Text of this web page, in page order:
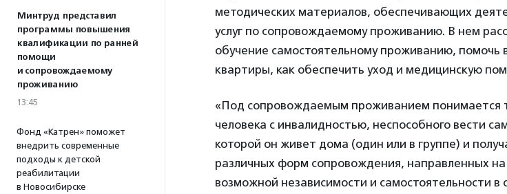
Минтруд представил
программы повышения
квалификации по ранней
помощи
и сопровождаемому
проживанию
13:45
Фонд «Катрен» поможет
внедрить современные
подходы к детской
реабилитации
в Новосибирске
методических материалов, обеспечивающих
услуг по сопровождаемому проживанию. В нем
обучение самостоятельному проживанию, помочь
квартиры, как обеспечить уход и медицинскую
«Под сопровождаемым проживанием понимается
человека с инвалидностью, неспособного вести
которой он живет дома (один или в группе) и
различных форм сопровождения, направленных
возможной независимости и самостоятельности